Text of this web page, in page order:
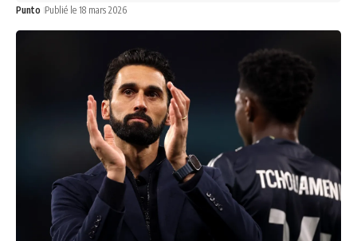
Punto Publié le 18 mars 2026